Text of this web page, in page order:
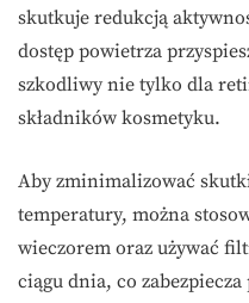
skutkuje redukcją
dostęp powietrza
szkodliwy nie tylko dla
składników kosmetyku.
Aby zminimalizować
temperatury, można
wieczorem oraz używać
ciągu dnia, co